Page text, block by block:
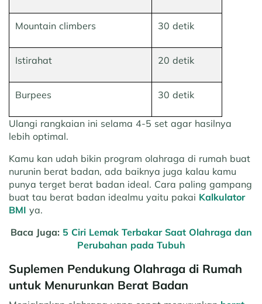
Mountain climbers 30 detik
Istirahat 20 detik
Burpees 30 detik
Ulangi rangkaian ini selama 4-5 set agar hasilnya
lebih optimal.
Kamu kan udah bikin program olahraga di rumah buat
nurunin berat badan, ada baiknya juga kalau kamu
punya terget berat badan ideal. Cara paling gampang
buat tau berat badan idealmu yaitu pakai Kalkulator
BMI ya.
Baca Juga: 5 Ciri Lemak Terbakar Saat Olahraga dan
Perubahan pada Tubuh
Suplemen Pendukung Olahraga di Rumah
untuk Menurunkan Berat Badan